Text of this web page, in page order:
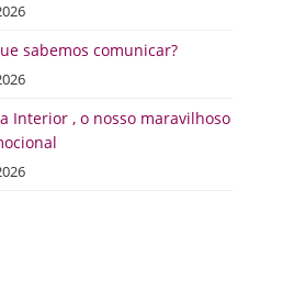
sabemos comunicar?
Interior , o nosso maravilhoso